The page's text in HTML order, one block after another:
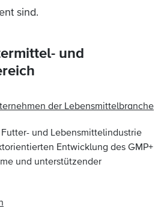
sind.
und
der Lebensmittelbranche
und Lebensmittelindustrie
Entwicklung des GMP+
und unterstützender